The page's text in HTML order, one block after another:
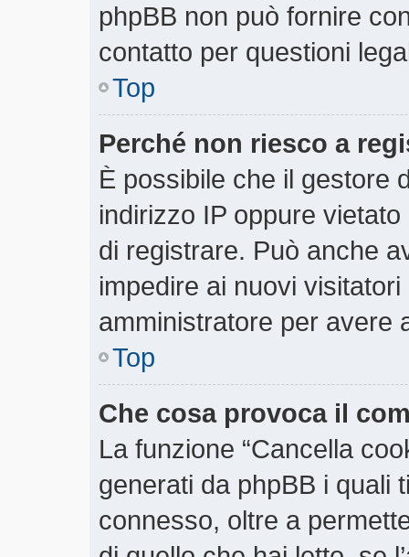
phpBB non può fornire
contatto per questioni
Top
Perché non riesco a
È possibile che il gestore
indirizzo IP oppure
di registrare. Può anche
impedire ai nuovi
amministratore per avere
Top
Che cosa provoca il
La funzione “Cancella
generati da phpBB i quali
connesso, oltre a